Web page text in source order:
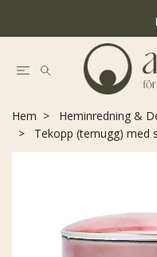
Hem
Heminredning &
Tekopp (temugg) med